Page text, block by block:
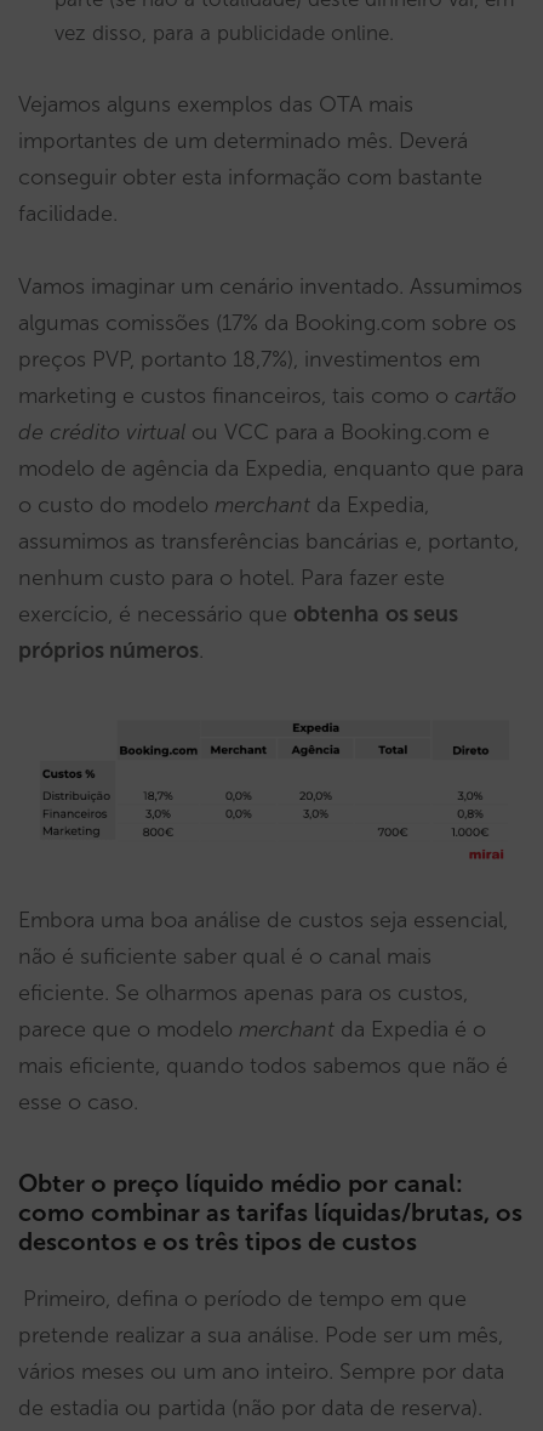
vez disso, para a publicidade online.
Vejamos alguns exemplos das OTA mais
importantes de um determinado mês. Deverá
conseguir obter esta informação com bastante
facilidade.
Vamos imaginar um cenário inventado. Assumimos
algumas comissões (17% da Booking.com sobre os
preços PVP, portanto 18,7%), investimentos em
marketing e custos financeiros, tais como o cartão
de crédito virtual ou VCC para a Booking.com e
modelo de agência da Expedia, enquanto que para
o custo do modelo merchant da Expedia,
assumimos as transferências bancárias e, portanto,
nenhum custo para o hotel. Para fazer este
exercício, é necessário que obtenha os seus
próprios números.
Embora uma boa análise de custos seja essencial,
não é suficiente saber qual é o canal mais
eficiente. Se olharmos apenas para os custos,
parece que o modelo merchant da Expedia é o
mais eficiente, quando todos sabemos que não é
esse o caso.
Obter o preço líquido médio por canal:
como combinar as tarifas líquidas/brutas, os
descontos e os três tipos de custos
Primeiro, defina o período de tempo em que
pretende realizar a sua análise. Pode ser um mês,
vários meses ou um ano inteiro. Sempre por data
de estadia ou partida (não por data de reserva).